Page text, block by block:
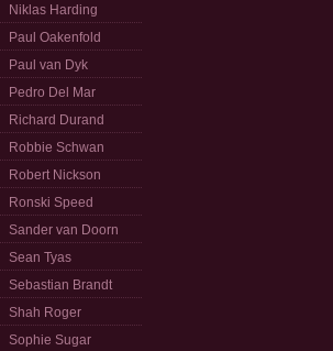
Niklas Harding
Paul Oakenfold
Paul van Dyk
Pedro Del Mar
Richard Durand
Robbie Schwan
Robert Nickson
Ronski Speed
Sander van Doorn
Sean Tyas
Sebastian Brandt
Shah Roger
Sophie Sugar